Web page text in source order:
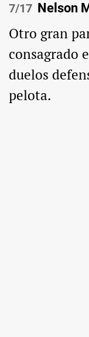
/17 Nelson
Otro gran
consagrado
duelos
pelota.